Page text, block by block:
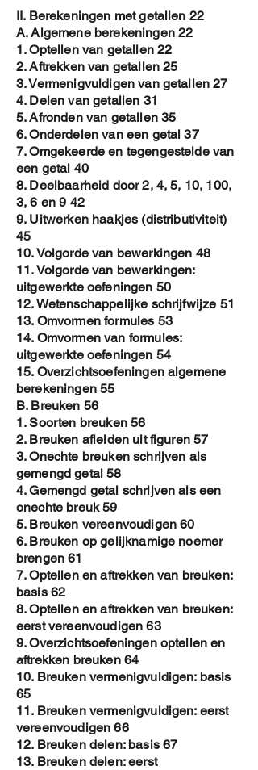
II. Berekeningen met getallen 22
A. Algemene berekeningen 22
1. Optellen van getallen 22
2. Aftrekken van getallen 25
3. Vermenigvuldigen van getallen 27
4. Delen van getallen 31
5. Afronden van getallen 35
6. Onderdelen van een getal 37
7. Omgekeerde en tegengestelde van
een getal 40
8. Deelbaarheid door 2, 4, 5, 10, 100,
3, 6 en 9 42
9. Uitwerken haakjes (distributiviteit)
45
10. Volgorde van bewerkingen 48
11. Volgorde van bewerkingen:
uitgewerkte oefeningen 50
12. Wetenschappelijke schrijfwijze 51
13. Omvormen formules 53
14. Omvormen van formules:
uitgewerkte oefeningen 54
15. Overzichtsoefeningen algemene
berekeningen 55
B. Breuken 56
1. Soorten breuken 56
2. Breuken afleiden uit figuren 57
3. Onechte breuken schrijven als
gemengd getal 58
4. Gemengd getal schrijven als een
onechte breuk 59
5. Breuken vereenvoudigen 60
6. Breuken op gelijknamige noemer
brengen 61
7. Optellen en aftrekken van breuken:
basis 62
8. Optellen en aftrekken van breuken:
eerst vereenvoudigen 63
9. Overzichtsoefeningen optellen en
aftrekken breuken 64
10. Breuken vermenigvuldigen: basis
65
11. Breuken vermenigvuldigen: eerst
vereenvoudigen 66
12. Breuken delen: basis 67
13. Breuken delen: eerst